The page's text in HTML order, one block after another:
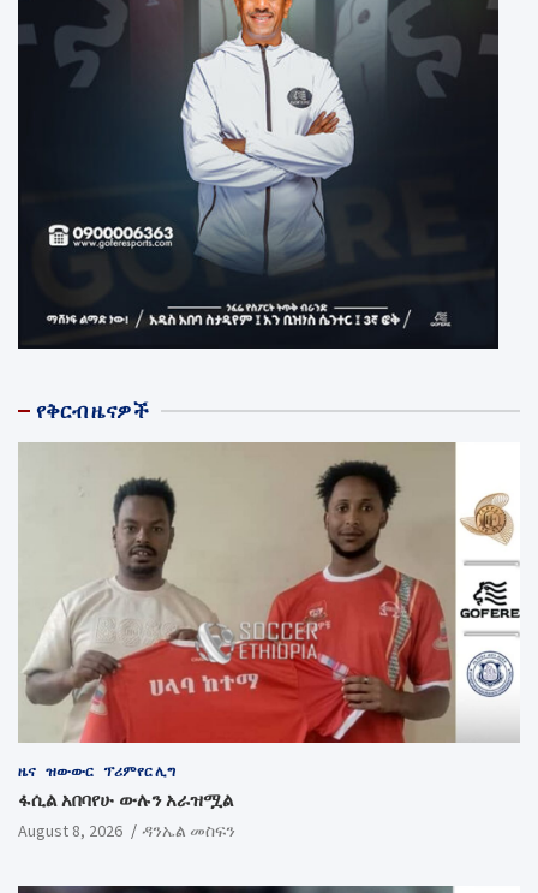
የቅርብ ዜናዎች
ዜና ዝውውር ፕሪምየር ሊግ
ፋሲል አበባየሁ ውሉን አራዝሟል
August 8, 2026 ዳንኤል መስፍን